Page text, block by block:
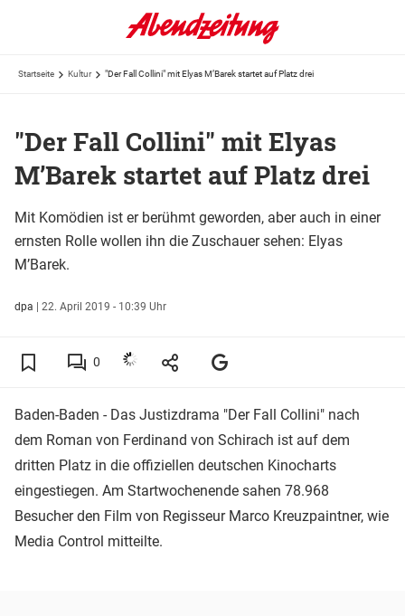
Startseite Kultur "Der Fall Collini" mit Elyas M’Barek startet auf Platz drei
"Der Fall Collini" mit Elyas
M’Barek startet auf Platz drei
Mit Komödien ist er berühmt geworden, aber auch in einer
ernsten Rolle wollen ihn die Zuschauer sehen: Elyas
M’Barek.
dpa | 22. April 2019 - 10:39 Uhr
0
Baden-Baden - Das Justizdrama "Der Fall Collini" nach
dem Roman von Ferdinand von Schirach ist auf dem
dritten Platz in die offiziellen deutschen Kinocharts
eingestiegen. Am Startwochenende sahen 78.968
Besucher den Film von Regisseur Marco Kreuzpaintner, wie
Media Control mitteilte.